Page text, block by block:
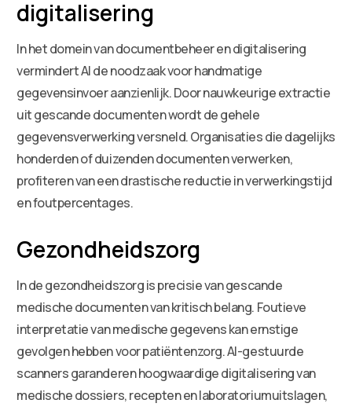
digitalisering
In het domein van documentbeheer en digitalisering
vermindert AI de noodzaak voor handmatige
gegevensinvoer aanzienlijk. Door nauwkeurige extractie
uit gescande documenten wordt de gehele
gegevensverwerking versneld. Organisaties die dagelijks
honderden of duizenden documenten verwerken,
profiteren van een drastische reductie in verwerkingstijd
en foutpercentages.
Gezondheidszorg
In de gezondheidszorg is precisie van gescande
medische documenten van kritisch belang. Foutieve
interpretatie van medische gegevens kan ernstige
gevolgen hebben voor patiëntenzorg. AI-gestuurde
scanners garanderen hoogwaardige digitalisering van
medische dossiers, recepten en laboratoriumuitslagen,